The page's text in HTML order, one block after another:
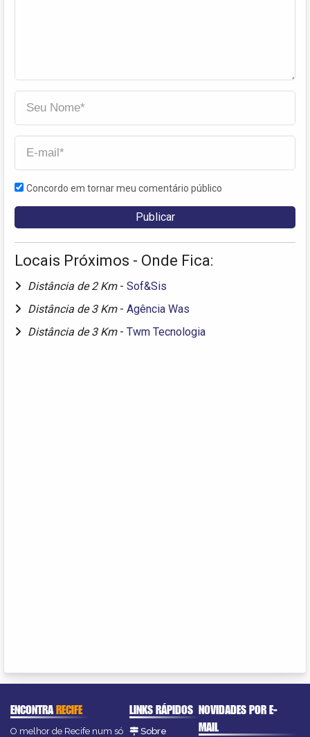
Concordo em tornar meu comentário público
Locais Próximos - Onde Fica:
Distância de 2 Km - Sof&Sis
Distância de 3 Km - Agência Was
Distância de 3 Km - Twm Tecnologia
ENCONTRARECIFE
O melhor de Recife num só
LINKS RÁPIDOS
Sobre
NOVIDADES POR E-
MAIL